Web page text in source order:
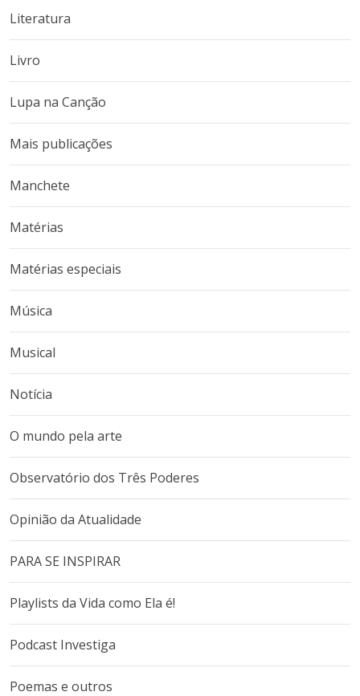
Literatura
Livro
Lupa na Canção
Mais publicações
Manchete
Matérias
Matérias especiais
Música
Musical
Notícia
O mundo pela arte
Observatório dos Três Poderes
Opinião da Atualidade
PARA SE INSPIRAR
Playlists da Vida como Ela é!
Podcast Investiga
Poemas e outros